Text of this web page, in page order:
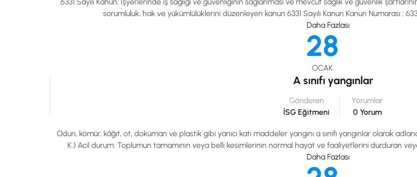
sorumluluk, hak ve yükümlülüklerini düzenleyen kanun 6331 Sayılı Kanun Kanun Numarası :
Daha Fazlası
28
OCAK
A sınıfı yangınlar
Gönderen
İSG Eğitmeni
Yorumlar
0 Yorum
Odun, kömür, kâğıt, ot, doküman ve plastik gibi yanıcı katı maddeler yangını a sınıfı yangınlar olarak
K.) Acil durum: Toplumun tamamının veya belli kesimlerinin normal hayat ve faaliyetlerini durduran
Daha Fazlası